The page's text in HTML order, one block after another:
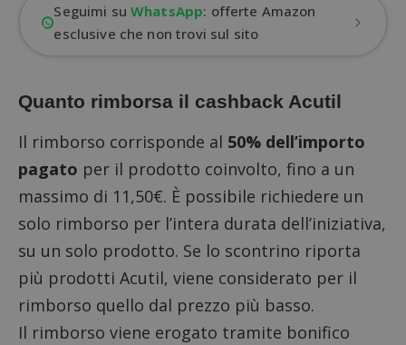
Seguimi suWhatsApp: offerte Amazon
esclusive che non trovi sul sito
Quanto rimborsa il cashback Acutil
Il rimborso corrisponde al 50% dell’importo
pagato per il prodotto coinvolto, fino a un
massimo di 11,50€. È possibile richiedere un
solo rimborso per l’intera durata dell’iniziativa,
su un solo prodotto. Se lo scontrino riporta
più prodotti Acutil, viene considerato per il
rimborso quello dal prezzo più basso.
Il rimborso viene erogato tramite bonifico